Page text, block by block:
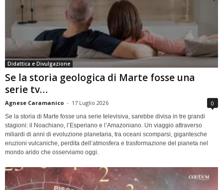
Didattica e Divulgazione
Se la storia geologica di Marte fosse una
serie tv…
Agnese Caramanico - 17 Luglio 2026 0
Se la storia di Marte fosse una serie televisiva, sarebbe divisa in tre grandi
stagioni: il Noachiano, l’Esperiano e l’Amazoniano. Un viaggio attraverso
miliardi di anni di evoluzione planetaria, tra oceani scomparsi, gigantesche
eruzioni vulcaniche, perdita dell’atmosfera e trasformazione del pianeta nel
mondo arido che osserviamo oggi.